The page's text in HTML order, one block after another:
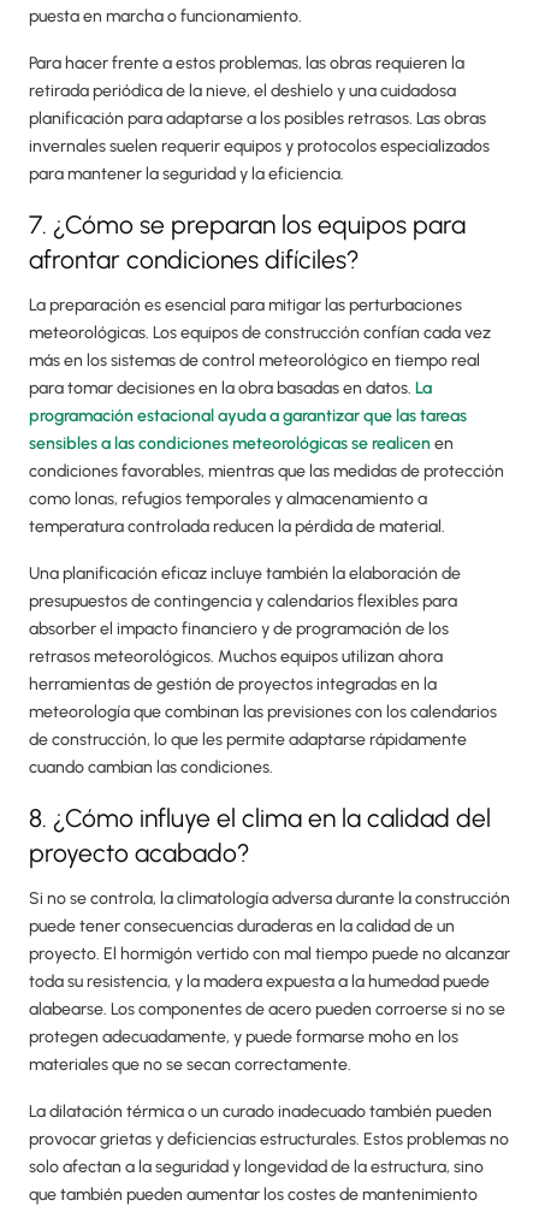
puesta en marcha o funcionamiento.
Para hacer frente a estos problemas, las obras requieren la
retirada periódica de la nieve, el deshielo y una cuidadosa
planificación para adaptarse a los posibles retrasos. Las obras
invernales suelen requerir equipos y protocolos especializados
para mantener la seguridad y la eficiencia.
7. ¿Cómo se preparan los equipos para
afrontar condiciones difíciles?
La preparación es esencial para mitigar las perturbaciones
meteorológicas. Los equipos de construcción confían cada vez
más en los sistemas de control meteorológico en tiempo real
para tomar decisiones en la obra basadas en datos. La
programación estacional ayuda a garantizar que las tareas
sensibles a las condiciones meteorológicas se realicenen
condiciones favorables, mientras que las medidas de protección
como lonas, refugios temporales y almacenamiento a
temperatura controlada reducen la pérdida de material.
Una planificación eficaz incluye también la elaboración de
presupuestos de contingencia y calendarios flexibles para
absorber el impacto financiero y de programación de los
retrasos meteorológicos. Muchos equipos utilizan ahora
herramientas de gestión de proyectos integradas en la
meteorología que combinan las previsiones con los calendarios
de construcción, lo que les permite adaptarse rápidamente
cuando cambian las condiciones.
8. ¿Cómo influye el clima en la calidad del
proyecto acabado?
Si no se controla, la climatología adversa durante la construcción
puede tener consecuencias duraderas en la calidad de un
proyecto. El hormigón vertido con mal tiempo puede no alcanzar
toda su resistencia, y la madera expuesta a la humedad puede
alabearse. Los componentes de acero pueden corroerse si no se
protegen adecuadamente, y puede formarse moho en los
materiales que no se secan correctamente.
La dilatación térmica o un curado inadecuado también pueden
provocar grietas y deficiencias estructurales. Estos problemas no
solo afectan a la seguridad y longevidad de la estructura, sino
que también pueden aumentar los costes de mantenimiento